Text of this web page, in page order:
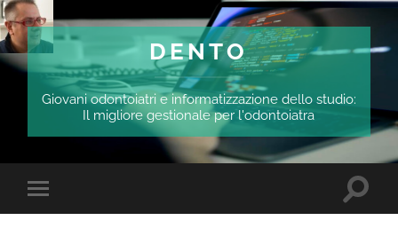
DENTO
Giovani odontoiatri e informatizzazione dello studio:
Il migliore gestionale per l'odontoiatra
Attiva/disattiva
il